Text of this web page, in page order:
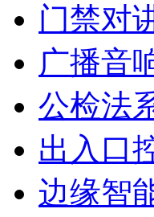
门禁对
广播音
公检法
出入口
边缘智